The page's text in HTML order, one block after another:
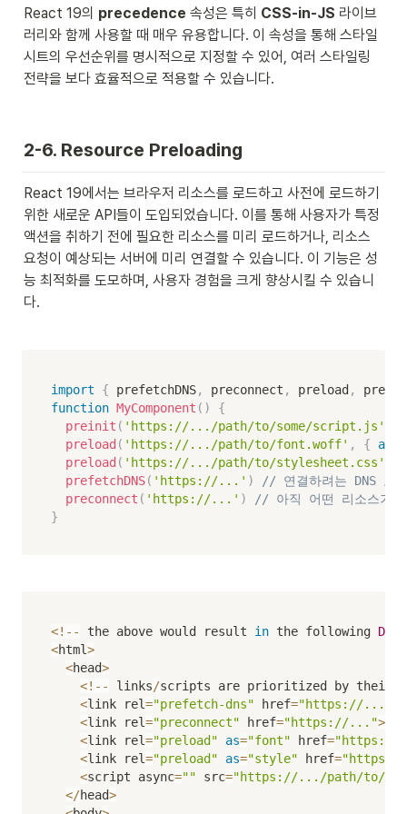
React 19의 precedence 속성은 특히 CSS-in-JS 라이브
러리와 함께 사용할 때 매우 유용합니다. 이 속성을 통해 스타일
시트의 우선순위를 명시적으로 지정할 수 있어, 여러 스타일링
전략을 보다 효율적으로 적용할 수 있습니다.
2-6. Resource Preloading
React 19에서는 브라우저 리소스를 로드하고 사전에 로드하기
위한 새로운 API들이 도입되었습니다. 이를 통해 사용자가 특정
액션을 취하기 전에 필요한 리소스를 미리 로드하거나, 리소스
요청이 예상되는 서버에 미리 연결할 수 있습니다. 이 기능은 성
능 최적화를 도모하며, 사용자 경험을 크게 향상시킬 수 있습니
다.
import { prefetchDNS, preconnect , preload ,
function MyComponent ( )
{
preinit ( 'https://.../path/to/some/script.js'
preload ( 'https://.../path/to/font.woff' , { as
preload ( 'https://.../path/to/stylesheet.css'
prefetchDNS( 'https://...' )
// 연결하려는 DNS 도
preconnect ( 'https://...' )
// 아직 어떤 리소스가
}
<! -- the above would result in the following DOM
<html>
<head>
<! -- links/scripts are prioritized by their
<link rel="prefetch-dns" href="https://..."
<link rel="preconnect" href="https://...">
<link rel="preload" as="font" href="https://
<link rel="preload" as="style" href=
<script async="" src="https://.../path/to/
</head>